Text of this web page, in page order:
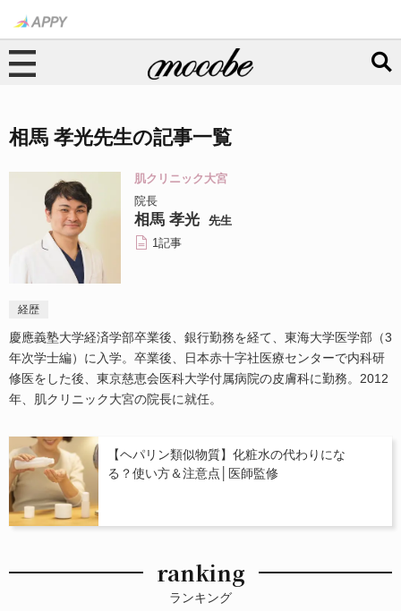
相馬 孝光先生の記事一覧
肌クリニック大宮
院長
相馬 孝光
先生
1記事
経歴
慶應義塾大学経済学部卒業後、銀行勤務を経て、東海大学医学部（3
年次学士編）に入学。卒業後、日本赤十字社医療センターで内科研
修医をした後、東京慈恵会医科大学付属病院の皮膚科に勤務。2012
年、肌クリニック大宮の院長に就任。
【ヘパリン類似物質】化粧水の代わりにな
る？使い方＆注意点│医師監修
ranking
ランキング